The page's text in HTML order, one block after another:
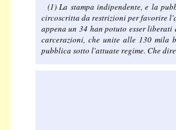
(1) La stampa indipendente, e la
circoscritta da restrizioni per favorire
appena un 34 han potuto esser
carcerazioni, che unite alle 130 mila
pubblica sotto l'attuate regime. Che